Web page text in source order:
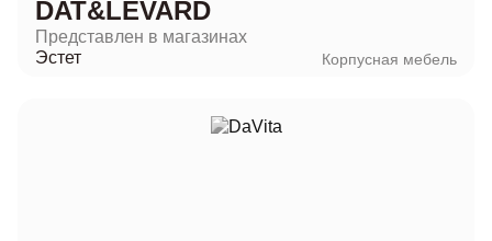
DAT&LEVARD
Представлен в магазинах
Эстет
Корпусная мебель